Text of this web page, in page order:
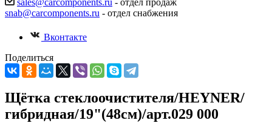
sales@carcomponents.ru - отдел продаж
snab@carcomponents.ru - отдел снабжения
Вконтакте
Поделиться
Щётка стеклоочистителя/HEYNER/
гибридная/19"(48см)/арт.029 000